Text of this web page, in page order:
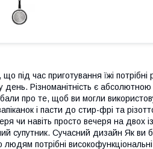
під час приготування їжі потрібні
Різноманітність є
про те, щоб ви могли
і пасти до стир-фрі та
чи навіть просто вечеря на
супутник. Сучасний дизайн Як ви
потрібні